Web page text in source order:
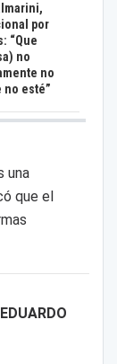
por
“Que
no
no
esté”
una
que el